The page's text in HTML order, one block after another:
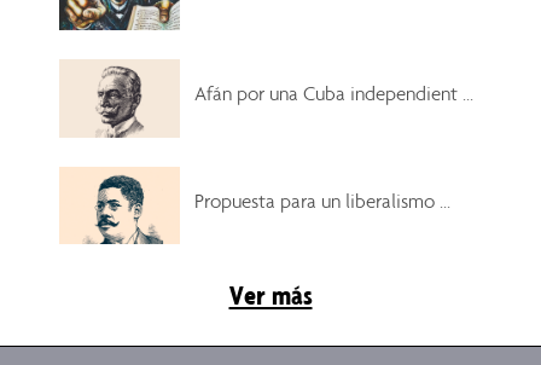
Afán por una Cuba independient ...
Propuesta para un liberalismo ...
Ver más